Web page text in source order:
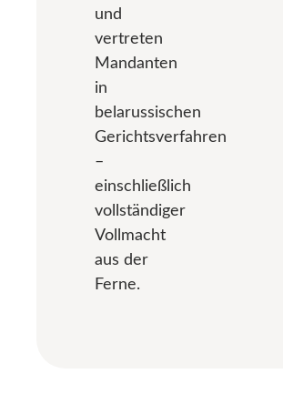
und
vertreten
Mandanten
in
belarussischen
Gerichtsverfahren
–
einschließlich
vollständiger
Vollmacht
aus der
Ferne.